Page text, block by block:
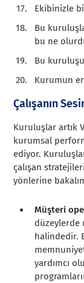
Ekibinizle
Bu
bu ne
Bu
Kurumun
Çalışanın
Kuruluşlar artık
kurumsal
ediyor.
çalışan
yönlerine
Müşteri
düzeylerde
halindedir.
yardımcı